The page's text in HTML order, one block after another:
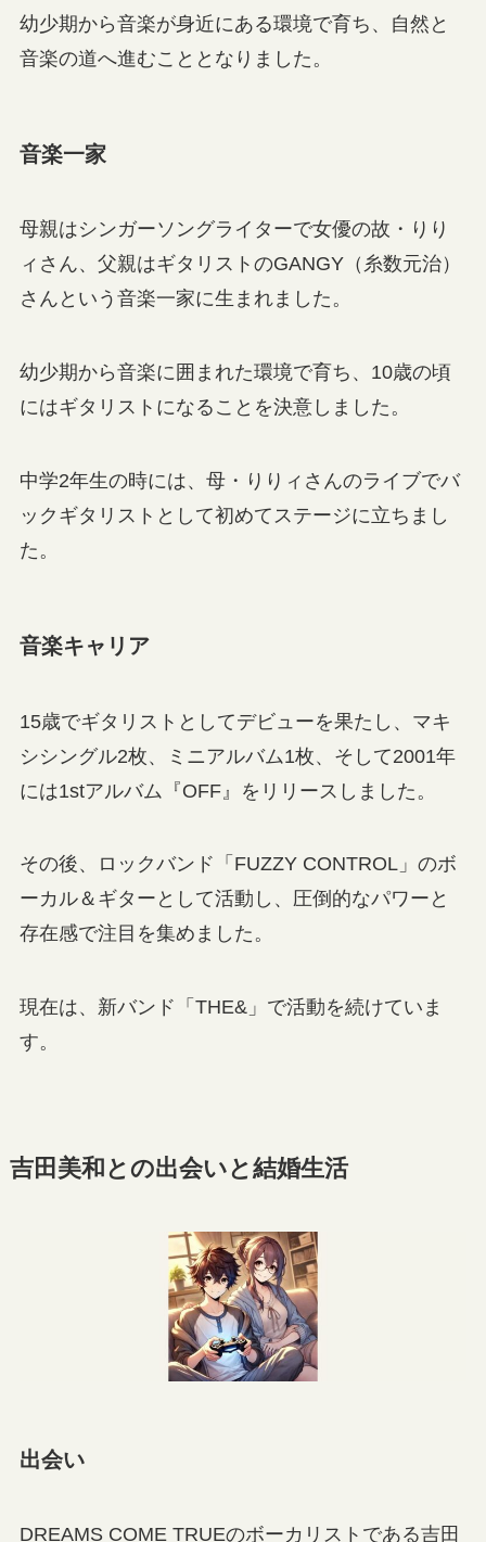
幼少期から音楽が身近にある環境で育ち、自然と
音楽の道へ進むこととなりました。
音楽一家
母親はシンガーソングライターで女優の故・りり
ィさん、父親はギタリストのGANGY（糸数元治）
さんという音楽一家に生まれました。
幼少期から音楽に囲まれた環境で育ち、10歳の頃
にはギタリストになることを決意しました。
中学2年生の時には、母・りりィさんのライブでバ
ックギタリストとして初めてステージに立ちまし
た。
音楽キャリア
15歳でギタリストとしてデビューを果たし、マキ
シシングル2枚、ミニアルバム1枚、そして2001年
には1stアルバム『OFF』をリリースしました。
その後、ロックバンド「FUZZY CONTROL」のボ
ーカル＆ギターとして活動し、圧倒的なパワーと
存在感で注目を集めました。
現在は、新バンド「THE&」で活動を続けていま
す。
吉田美和との出会いと結婚生活
出会い
DREAMS COME TRUEのボーカリストである吉田